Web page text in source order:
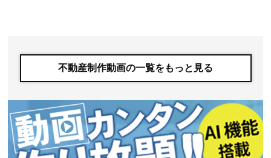
不動産制作動画の一覧をもっと見る